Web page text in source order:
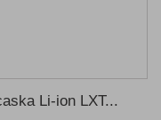
Li-ion LXT...